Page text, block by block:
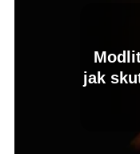
jak